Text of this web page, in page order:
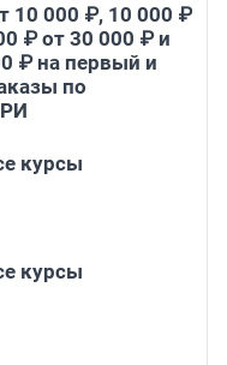
10 000 ₽, 10 000 ₽
₽ от 30 000 ₽ и
₽ на первый и
по
курсы
курсы